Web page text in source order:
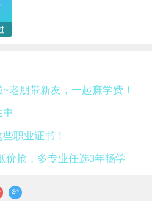
老朋带新友，一起赚学费！
职业证书！
价抢，多专业任选3年畅学